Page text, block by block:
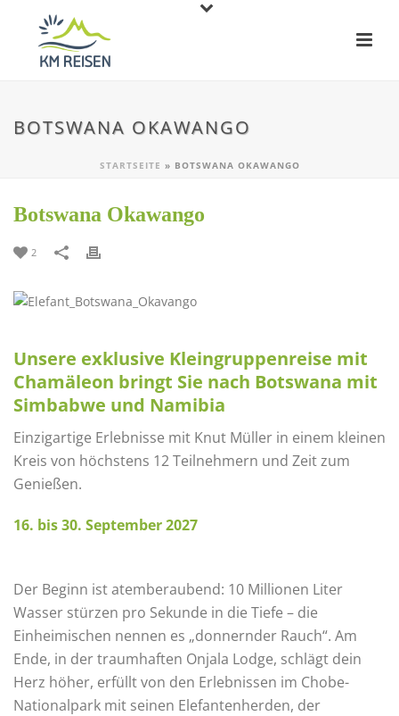
BOTSWANA OKAWANGO
STARTSEITE » BOTSWANA OKAWANGO
Botswana Okawango
2
Unsere exklusive Kleingruppenreise mit
Chamäleon bringt Sie nach Botswana mit
Simbabwe und Namibia
Einzigartige Erlebnisse mit Knut Müller in einem kleinen
Kreis von höchstens 12 Teilnehmern und Zeit zum
Genießen.
16. bis 30. September 2027
Der Beginn ist atemberaubend: 10 Millionen Liter
Wasser stürzen pro Sekunde in die Tiefe – die
Einheimischen nennen es „donnernder Rauch“. Am
Ende, in der traumhaften Onjala Lodge, schlägt dein
Herz höher, erfüllt von den Erlebnissen im Chobe-
Nationalpark mit seinen Elefantenherden, der